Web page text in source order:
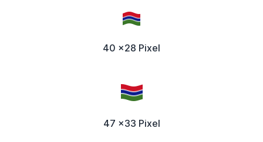
40 x28 Pixel
47 x33 Pixel